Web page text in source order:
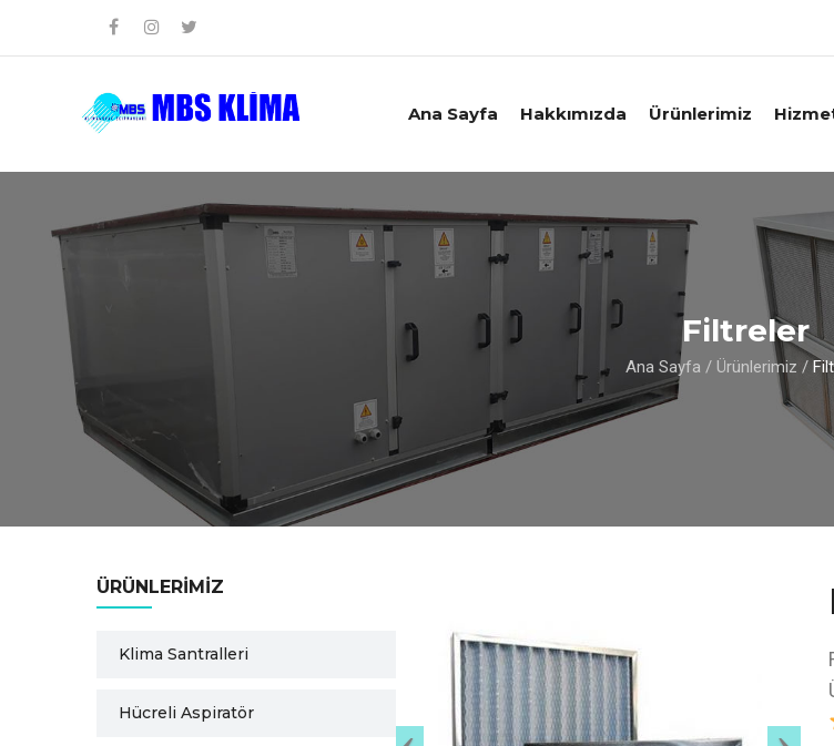
Ana Sayfa Hakkımızda Ürünlerimiz
Filtreler
Ana Sayfa / Ürünlerimiz /
ÜRÜNLERIMIZ
Klima Santralleri
Hücreli Aspiratör